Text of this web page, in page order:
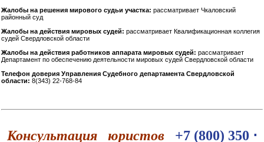
Жалобы на решения мирового судьи участка: рассматривает Чкаловский
районный суд
Жалобы на действия мировых судей: рассматривает Квалификационная коллегия
судей Свердловской области
Жалобы на действия работников аппарата мировых судей: рассматривает
Департамент по обеспечению деятельности мировых судей Свердловской области
Телефон доверия Управления Судебного департамента Свердловской
области: 8(343) 22-768-84
Консультация юристов +7 (800) 350 ⋅